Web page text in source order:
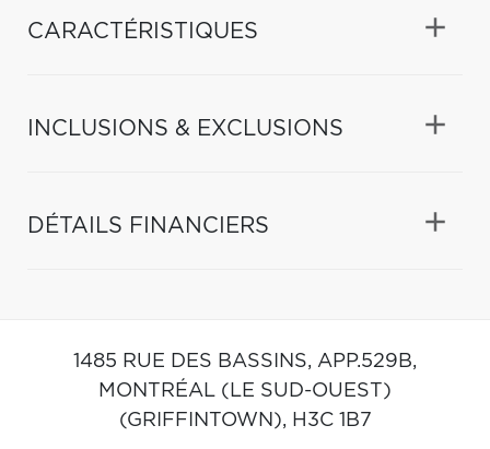
CARACTÉRISTIQUES
INCLUSIONS & EXCLUSIONS
DÉTAILS FINANCIERS
1485 RUE DES BASSINS, APP.529B,
MONTRÉAL (LE SUD-OUEST)
(GRIFFINTOWN), H3C 1B7